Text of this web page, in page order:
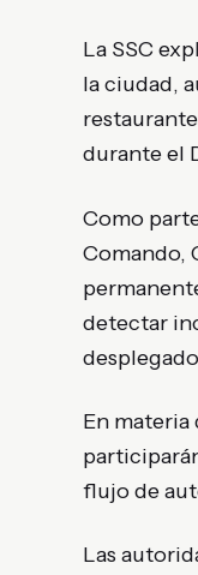
La SSC
la ciudad,
durante el
Como
Comando,
detectar
En
flujo de
Las